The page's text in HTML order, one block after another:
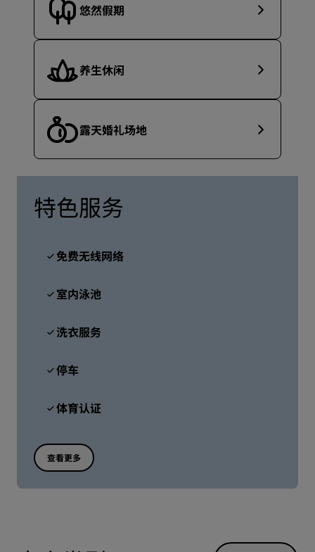
悠然假期
养生休闲
露天婚礼场地
特色服务
免费无线网络
室内泳池
洗衣服务
停车
体育认证
查看更多